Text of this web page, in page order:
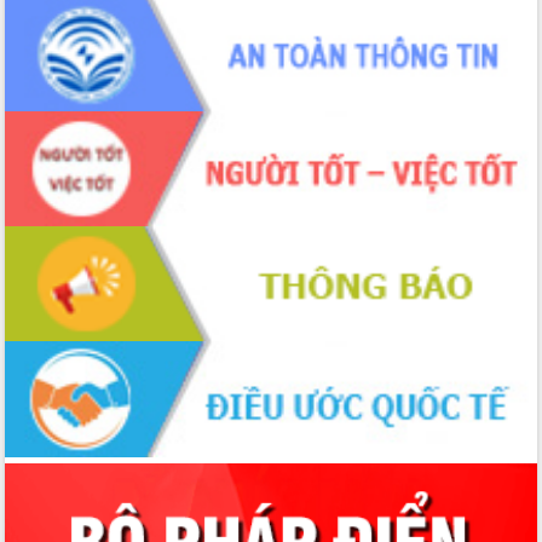
sầu riêng tại Đắk Lắk
Trình diễn nghệ thuật chế biến các
món ăn từ sầu riêng
Đắk Lắk công bố Quy hoạch và xúc
tiến đầu tư tỉnh
Ngành cá ngừ Đắk Lắk chủ động thích
ứng để giữ vững thị trường xuất khẩu
Diễn đàn Kinh tế tư nhân Việt Nam đột
phá cơ chế - Hợp tác công tư
Đề án 06 tạo bước ngoặt đột phá trong
cải cách hành chính tỉnh Đắk Lắk
Kết nối tour, đẩy mạnh chuyển đổi số
để phát triển du lịch Đắk Lắk
Khởi động Dự án Đầu tư xây dựng hạ
tầng kỹ thuật Cụm công nghiệp Tân
Tiến
Gặp mặt các cơ quan báo chí nhân Kỷ
niệm 101 năm Ngày Báo chí Cách
Đắk Lắk sơ kết 4 năm triển khai thực